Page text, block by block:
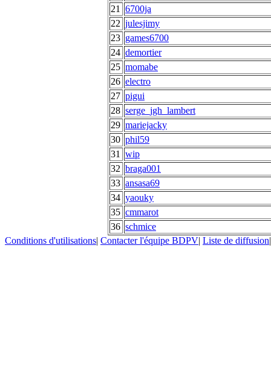
21
6700ja
22 julesjimy
23 games6700
24 demortier
25 momabe
26 electro
27 pigui
28 serge_jgh_lambert
29 mariejacky
30 phil59
31
wip
32 braga001
33 ansasa69
34 yaouky
35 cmmarot
36 schmice
Conditions d'utilisations| Contacter l'équipe BDPV| Liste de diffusion